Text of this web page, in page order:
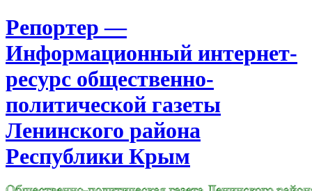
Репортер —
Информационный интернет-
ресурс общественно-
политической газеты
Ленинского района
Республики Крым